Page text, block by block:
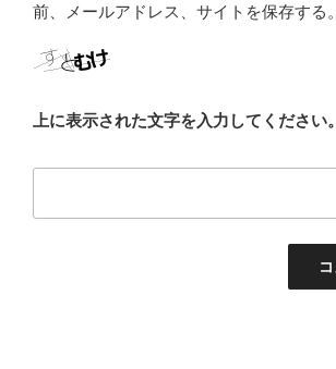
前、メールアドレス、サイトを保存する。
上に表示された文字を入力してください。